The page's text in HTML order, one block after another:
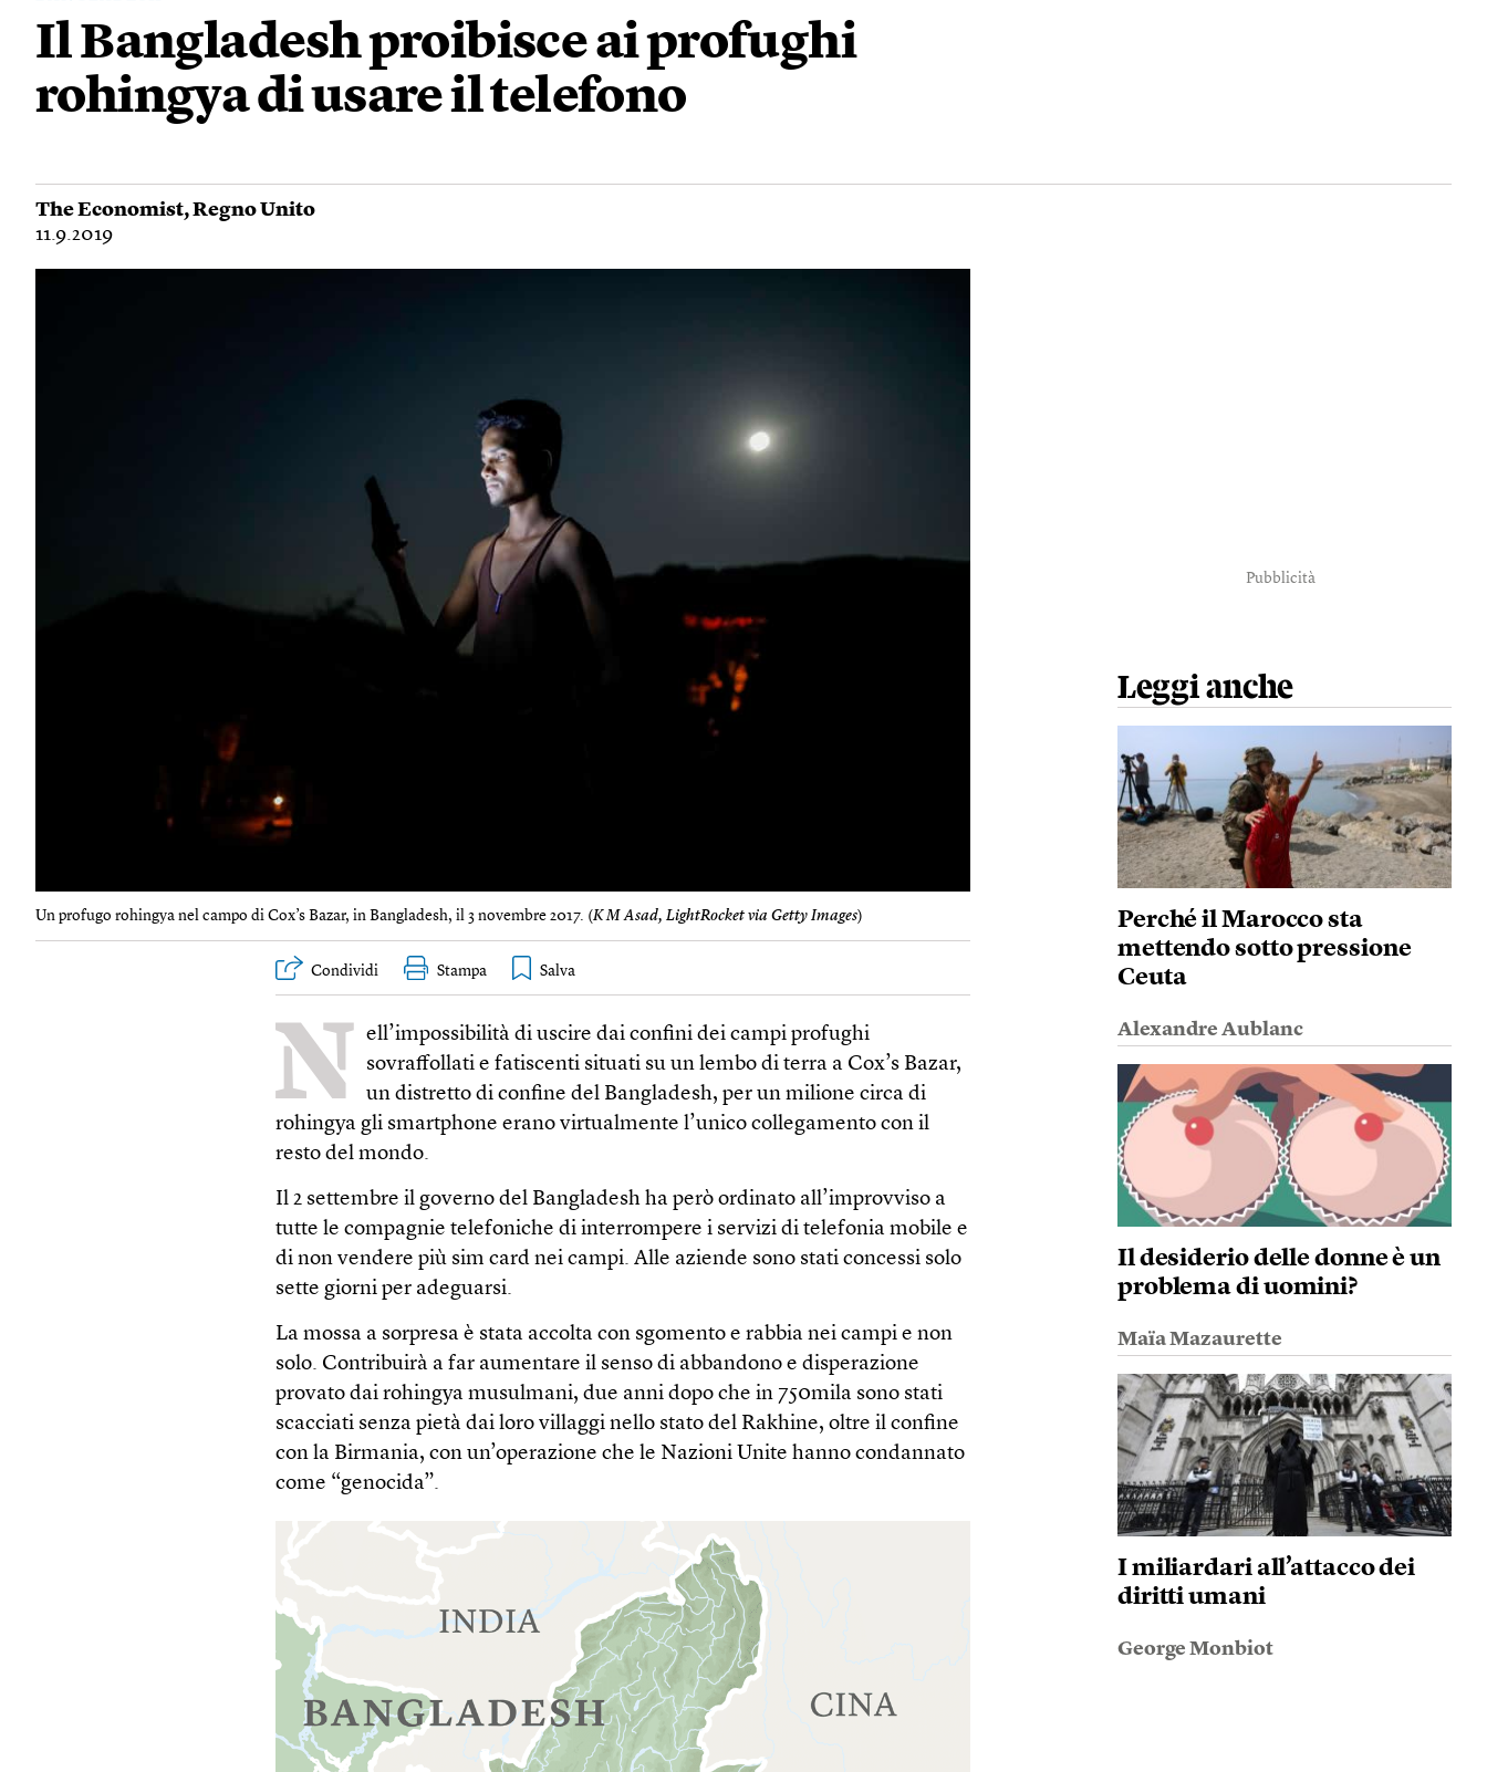
Il Bangladesh proibisce ai profughi
rohingya di usare il telefono
The Economist,Regno Unito
11.9.2019
Un profugo rohingya nel campo di Cox’s Bazar, in Bangladesh, il 3 novembre 2017. (K M Asad, LightRocket via Getty Images)
Condividi Stampa
N ell’impossibilità di uscire dai confini dei campi profughi
sovraffollati e fatiscenti situati su un lembo di terra a Cox’s Bazar,
un distretto di confine del Bangladesh, per un milione circa di
rohingya gli smartphone erano virtualmente l’unico collegamento con il
resto del mondo.
Il 2 settembre il governo del Bangladesh ha però ordinato all’improvviso a
tutte le compagnie telefoniche di interrompere i servizi di telefonia mobile e
di non vendere più sim card nei campi. Alle aziende sono stati concessi solo
sette giorni per adeguarsi.
La mossa a sorpresa è stata accolta con sgomento e rabbia nei campi e non
solo. Contribuirà a far aumentare il senso di abbandono e disperazione
provato dai rohingya musulmani, due anni dopo che in 750mila sono stati
scacciati senza pietà dai loro villaggi nello stato del Rakhine, oltre il confine
con la Birmania, con un’operazione che le Nazioni Unite hanno condannato
come “genocida”.
Pubblicità
Leggi anche
Perché il Marocco sta
mettendo sotto pressione
Ceuta
Alexandre Aublanc
Il desiderio delle donne è un
problema di uomini?
Maïa Mazaurette
I miliardari all’attacco dei
diritti umani
George Monbiot